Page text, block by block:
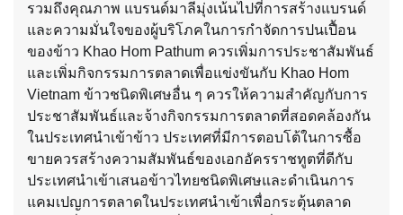
รวมถึงคุณภาพ แบรนด์มาลีมุ่งเน้นไปที่การสร้างแบรนด์
และความมั่นใจของผู้บริโภคในการกำจัดการปนเปื้อน
ของข้าว Khao Hom Pathum ควรเพิ่มการประชาสัมพันธ์
และเพิ่มกิจกรรมการตลาดเพื่อแข่งขันกับ Khao Hom
Vietnam ข้าวชนิดพิเศษอื่น ๆ ควรให้ความสำคัญกับการ
ประชาสัมพันธ์และจ้างกิจกรรมการตลาดที่สอดคล้องกัน
ในประเทศนำเข้าข้าว ประเทศที่มีการตอบโต้ในการซื้อ
ขายควรสร้างความสัมพันธ์ของเอกอัครราชทูตที่ดีกับ
ประเทศนำเข้าเสนอข้าวไทยชนิดพิเศษและดำเนินการ
แคมเปญการตลาดในประเทศนำเข้าเพื่อกระตุ้นตลาด